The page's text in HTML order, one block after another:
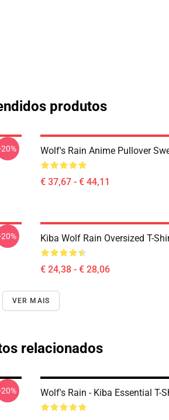
produtos
Wolf's Rain Anime Pullover
€ 37,67 - € 44,11
Kiba Wolf Rain Oversized T-
€ 24,38 - € 28,06
VER MAIS
relacionados
Wolf's Rain - Kiba Essential T-